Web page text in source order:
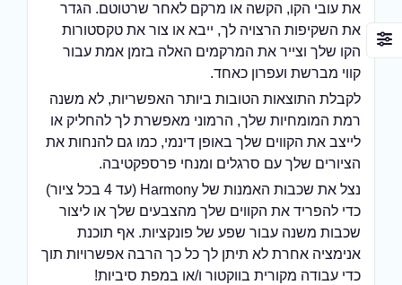
את עובי הקו, הקשה או מרקם לאחר שרטוטם. הגדר
את השקיפות הרצויה לך, ייבא או צור את טקסטורות
הקו שלך וצייר את המרקמים האלה בזמן אמת עבור
קווי מברשת ועפרון כאחד.
לקבלת התוצאות הטובות ביותר האפשריות, לא משנה
רמת המומחיות שלך, הרמוני מאפשרת לך להחליק או
לייצב את הקווים שלך באופן דינמי, כמו גם להנחות את
הציורים שלך עם סרגלים ומנחי פרספקטיבה.
נצל את שכבות האמנות של Harmony (עד 4 בכל ציור)
כדי להפריד את הקווים שלך מהצבעים שלך או ליצור
שכבות משנה עבור שפע של פונקציות. אף תוכנת
אנימציה אחרת לא תיתן לך כל כך הרבה אפשרויות תוך
כדי עבודה מקורית בווקטור ו/או במפת סיביות!